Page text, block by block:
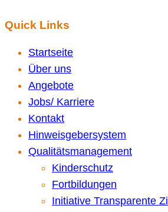
Quick Links
Startseite
Über uns
Angebote
Jobs/ Karriere
Kontakt
Hinweisgebersystem
Qualitätsmanagement
Kinderschutz
Fortbildungen
Initiative Transparente